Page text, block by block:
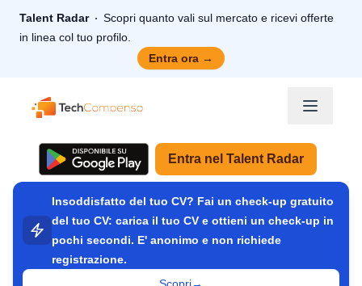
Talent Radar
Scopri quanto vali sul mercato e ricevi offerte
in linea col tuo profilo.
Entra ora →
TechCompenso
Entra nel Talent Radar
Insoddisfatto del tuo CV? Fai un check-up gratuito
del tuo CV: carica il tuo CV e ottieni un check-up in
pochi secondi. E' anonimo e non richiede
registrazione.